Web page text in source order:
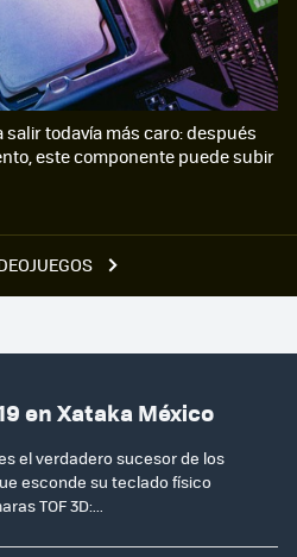
todavía más caro: después
este componente puede subir
en Xataka México
el verdadero sucesor de los
esconde su teclado físico
TOF 3D:...